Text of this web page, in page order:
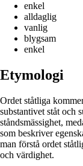
enkel
alldaglig
vanlig
blygsam
enkel
Etymologi
Ordet ståtliga
substantivet ståt och
ståndsmässighet,
som beskriver
man förstå ordet
och värdighet.